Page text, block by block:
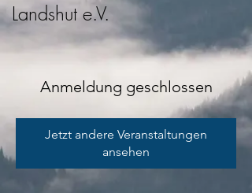
Landshut e.V.
Anmeldung geschlossen
Jetzt andere Veranstaltungen
ansehen